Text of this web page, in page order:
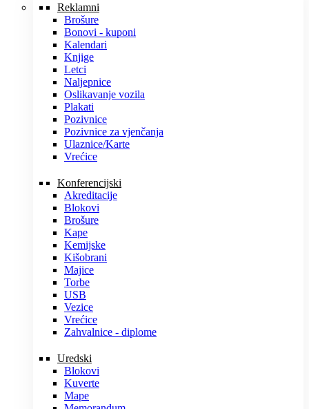
Reklamni
Brošure
Bonovi - kuponi
Kalendari
Knjige
Letci
Naljepnice
Oslikavanje vozila
Plakati
Pozivnice
Pozivnice za vjenčanja
Ulaznice/Karte
Vrećice
Konferencijski
Akreditacije
Blokovi
Brošure
Kape
Kemijske
Kišobrani
Majice
Torbe
USB
Vezice
Vrećice
Zahvalnice - diplome
Uredski
Blokovi
Kuverte
Mape